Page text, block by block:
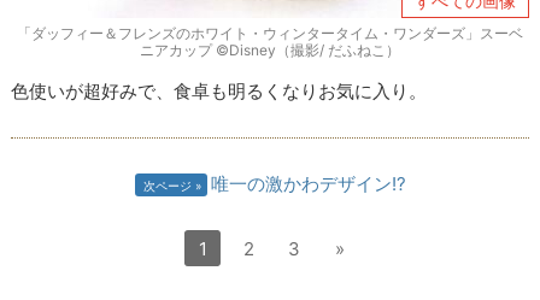
「ダッフィー＆フレンズのホワイト・ウィンタータイム・ワンダーズ」スーベ
ニアカップ ©Disney（撮影/ だふねこ）
色使いが超好みで、食卓も明るくなりお気に入り。
次ページ 唯一の激かわデザイン!?
1 2 3 »